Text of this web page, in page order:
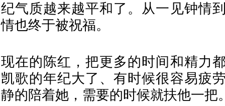
纪气质越来越平和了。从一见钟情
情也终于被祝福。
现在的陈红，把更多的时间和精力
凯歌的年纪大了、有时候很容易疲
静的陪着她，需要的时候就扶他一把